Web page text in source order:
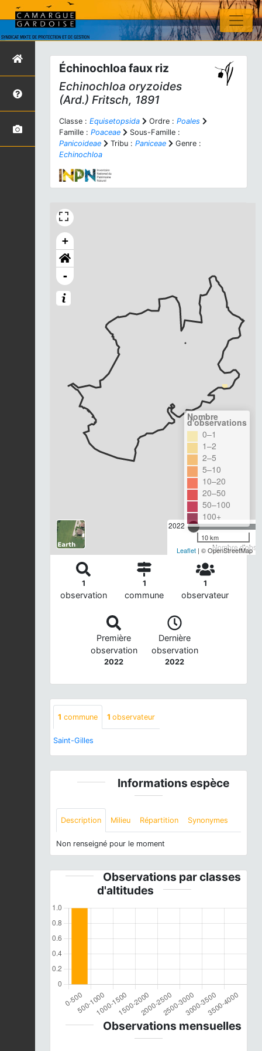
Échinochloa faux riz
Echinochloa oryzoides
(Ard.) Fritsch, 1891
Classe : Equisetopsida Ordre : Poales
Famille : Poaceae
Sous-Famille :
Panicoideae
Tribu : Paniceae
Genre :
Echinochloa
+
-
2022
Nombre
Nombre
d'observations
0–1
1–2
2–5
5–10
10–20
20–50
50–100
100+
10 km
Leaflet | © OpenStreetMap
1
observation
1
commune
1
observateur
Première
observation
2022
Dernière
observation
2022
1 commune 1 observateur
Saint-Gilles
Informations espèce
Description Milieu Répartition Synonymes
Non renseigné pour le moment
Observations par classes
d'altitudes
Observations mensuelles